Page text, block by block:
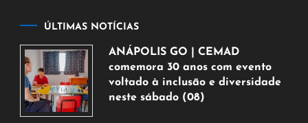
ÚLTIMAS NOTÍCIAS
ANÁPOLIS GO | CEMAD
comemora 30 anos com evento
voltado à inclusão e diversidade
neste sábado (08)